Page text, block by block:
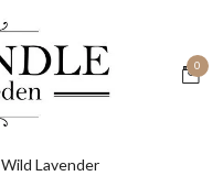
0
Wild Lavender